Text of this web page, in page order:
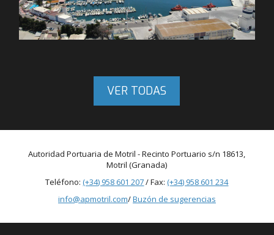
VER TODAS
Autoridad Portuaria de Motril - Recinto Portuario s/n 18613,
Motril (Granada)
Teléfono:(+34) 958 601 207/ Fax:(+34) 958 601 234
info@apmotril.com/Buzón de sugerencias